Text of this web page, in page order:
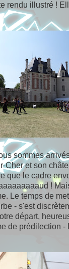
rendu illustré !
sommes
Cher et son
que le cadre
!
Le temps de
- s'est
départ,
de prédilection